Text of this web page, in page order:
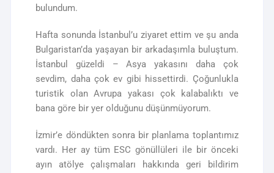
bulundum.
Hafta sonunda İstanbul’u ziyaret ettim ve şu anda
Bulgaristan’da yaşayan bir arkadaşımla buluştum.
İstanbul güzeldi – Asya yakasını daha çok
sevdim, daha çok ev gibi hissettirdi. Çoğunlukla
turistik olan Avrupa yakası çok kalabalıktı ve
bana göre bir yer olduğunu düşünmüyorum.
İzmir’e döndükten sonra bir planlama toplantımız
vardı. Her ay tüm ESC gönüllüleri ile bir önceki
ayın atölye çalışmaları hakkında geri bildirim